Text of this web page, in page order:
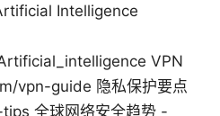
Intelligence
VPN
vpn-guide 隐私保护要点
全球网络安全趋势 -